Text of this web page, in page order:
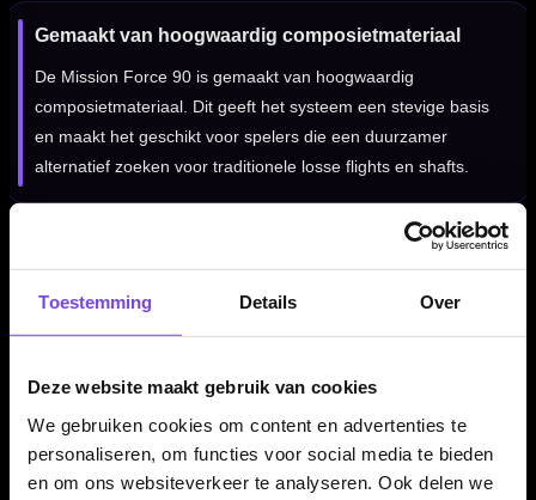
Toestemming Details Over
Deze website maakt gebruik van cookies
We gebruiken cookies om content en advertenties te
personaliseren, om functies voor social media te bieden
en om ons websiteverkeer te analyseren. Ook delen we
Gemaakt van hoogwaardig composietmateriaal
De Mission Force 90 is gemaakt van hoogwaardig
composietmateriaal. Dit geeft het systeem een stevige basis
en maakt het geschikt voor spelers die een duurzamer
alternatief zoeken voor traditionele losse flights en shafts.
De flights hebben gladde randen die helpen om deflecties
tijdens het groeperen te verminderen. Hierdoor kunnen darts
Verkrijgbaar in meerdere lengtes